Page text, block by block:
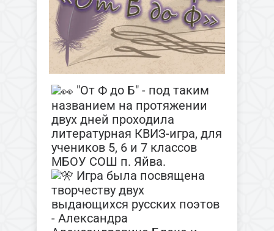
"От Ф до Б" - под таким
названием на протяжении
двух дней проходила
литературная КВИЗ-игра, для
учеников 5, 6 и 7 классов
МБОУ СОШ п. Яйва.
Игра была посвящена
творчеству двух
выдающихся русских поэтов
- Александра